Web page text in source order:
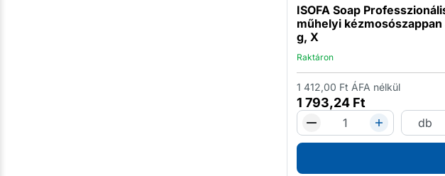
ISOFA Soap
műhelyi kézmosószappan
g, X
Raktáron
1 793,24 Ft
1 412,00 Ft ÁFA nélkül